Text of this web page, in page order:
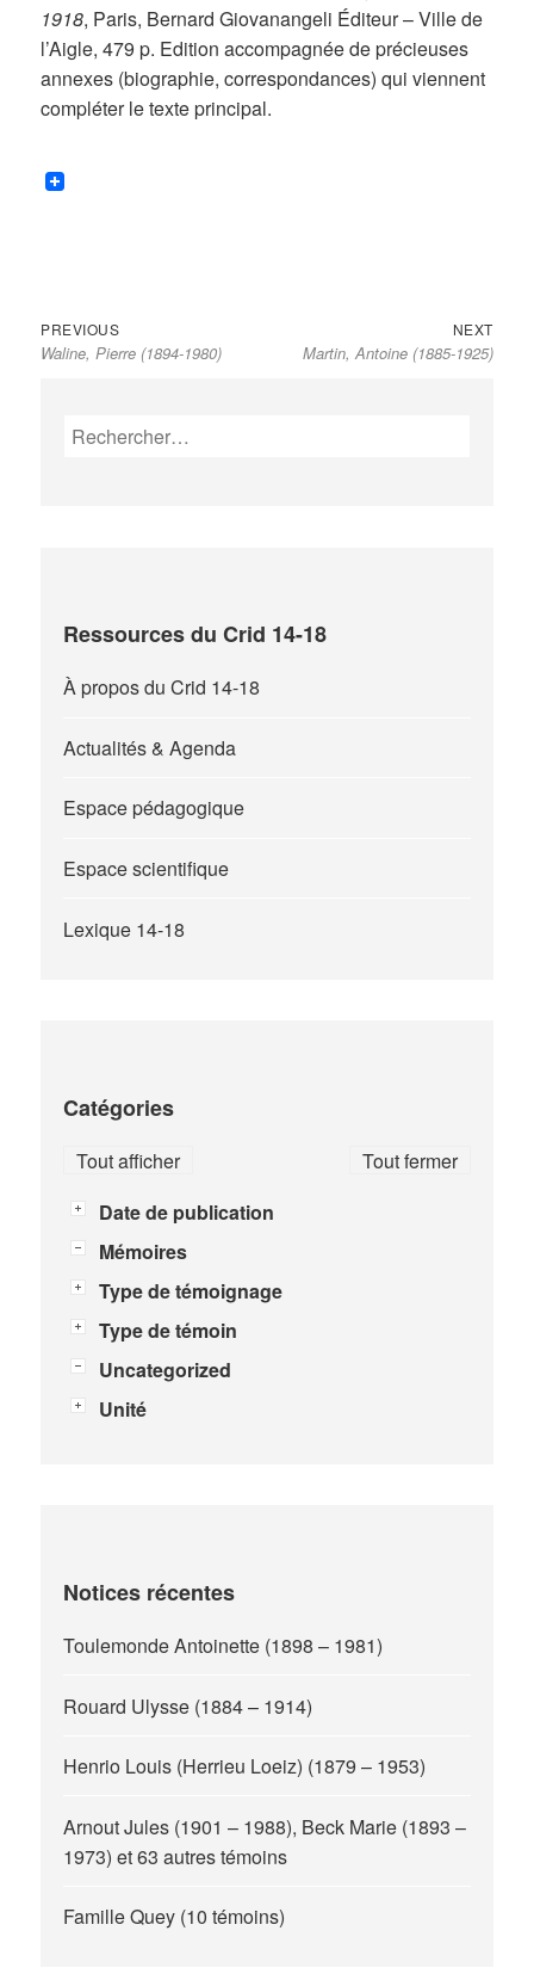
1918, Paris, Bernard Giovanangeli Éditeur – Ville de
l’Aigle, 479 p. Edition accompagnée de précieuses
annexes (biographie, correspondances) qui viennent
compléter le texte principal.
Navigation
de
PREVIOUSPrevious
post:
Waline, Pierre (1894-1980)
NEXTNext
post:
Martin, Antoine (1885-1925)
Rechercher :
Ressources du Crid 14-18
À propos du Crid 14-18
Actualités & Agenda
Espace pédagogique
Espace scientifique
Lexique 14-18
Catégories
Tout fermer
Tout afficher
Date de publication
Mémoires
Type de témoignage
Type de témoin
Uncategorized
Unité
Notices récentes
Toulemonde Antoinette (1898 – 1981)
Rouard Ulysse (1884 – 1914)
Henrio Louis (Herrieu Loeiz) (1879 – 1953)
Arnout Jules (1901 – 1988), Beck Marie (1893 –
1973) et 63 autres témoins
Famille Quey (10 témoins)